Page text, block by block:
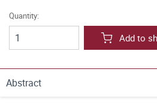
Quantity:
Add to
Abstract